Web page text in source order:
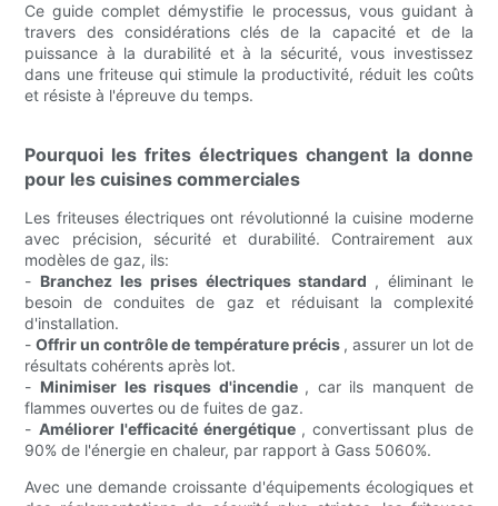
Ce guide complet démystifie le processus, vous guidant à
travers des considérations clés de la capacité et de la
puissance à la durabilité et à la sécurité, vous investissez
dans une friteuse qui stimule la productivité, réduit les coûts
et résiste à l'épreuve du temps.
Pourquoi les frites électriques changent la donne
pour les cuisines commerciales
Les friteuses électriques ont révolutionné la cuisine moderne
avec précision, sécurité et durabilité. Contrairement aux
modèles de gaz, ils:
- Branchez les prises électriques standard , éliminant le
besoin de conduites de gaz et réduisant la complexité
d'installation.
-Offrir un contrôle de température précis , assurer un lot de
résultats cohérents après lot.
- Minimiser les risques d'incendie , car ils manquent de
flammes ouvertes ou de fuites de gaz.
- Améliorer l'efficacité énergétique , convertissant plus de
90% de l'énergie en chaleur, par rapport à Gass 5060%.
Avec une demande croissante d'équipements écologiques et